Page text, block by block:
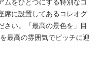
席に設置してあるコレオグ
さい。「最高の景色を」目
最高の雰囲気でピッチに迎